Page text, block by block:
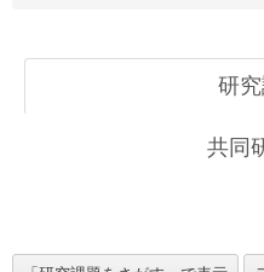
研
共同